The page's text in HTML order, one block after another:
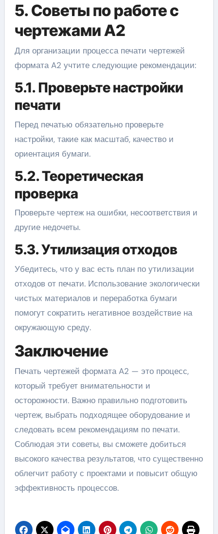
5. Советы по работе с
чертежами A2
Для организации процесса печати чертежей
формата A2 учтите следующие рекомендации:
5.1. Проверьте настройки
печати
Перед печатью обязательно проверьте
настройки, такие как масштаб, качество и
ориентация бумаги.
5.2. Теоретическая
проверка
Проверьте чертеж на ошибки, несоответствия и
другие недочеты.
5.3. Утилизация отходов
Убедитесь, что у вас есть план по утилизации
отходов от печати. Использование экологически
чистых материалов и переработка бумаги
помогут сократить негативное воздействие на
окружающую среду.
Заключение
Печать чертежей формата A2 — это процесс,
который требует внимательности и
осторожности. Важно правильно подготовить
чертеж, выбрать подходящее оборудование и
следовать всем рекомендациям по печати.
Соблюдая эти советы, вы сможете добиться
высокого качества результатов, что существенно
облегчит работу с проектами и повысит общую
эффективность процессов.